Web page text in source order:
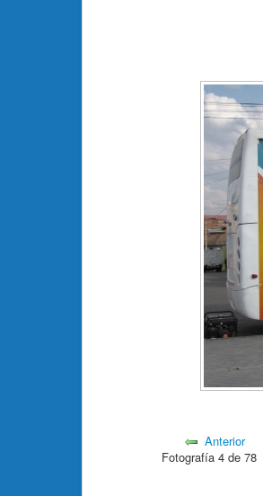
Anterior
Fotografía 4 de 78